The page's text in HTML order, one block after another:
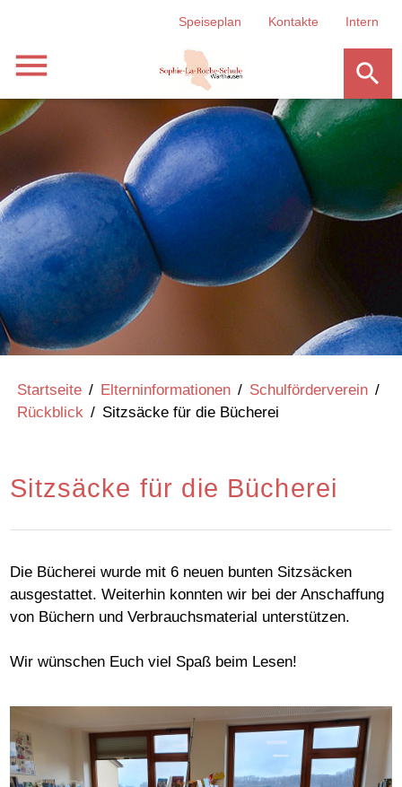
Speiseplan Kontakte Intern
search
menu
Startseite / Elterninformationen / Schulförderverein /
Rückblick / Sitzsäcke für die Bücherei
Sitzsäcke für die Bücherei
Die Bücherei wurde mit 6 neuen bunten Sitzsäcken
ausgestattet. Weiterhin konnten wir bei der Anschaffung
von Büchern und Verbrauchsmaterial unterstützen.
Wir wünschen Euch viel Spaß beim Lesen!